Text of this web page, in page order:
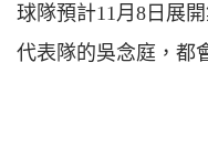
球隊預計11月8日展
代表隊的吳念庭，都